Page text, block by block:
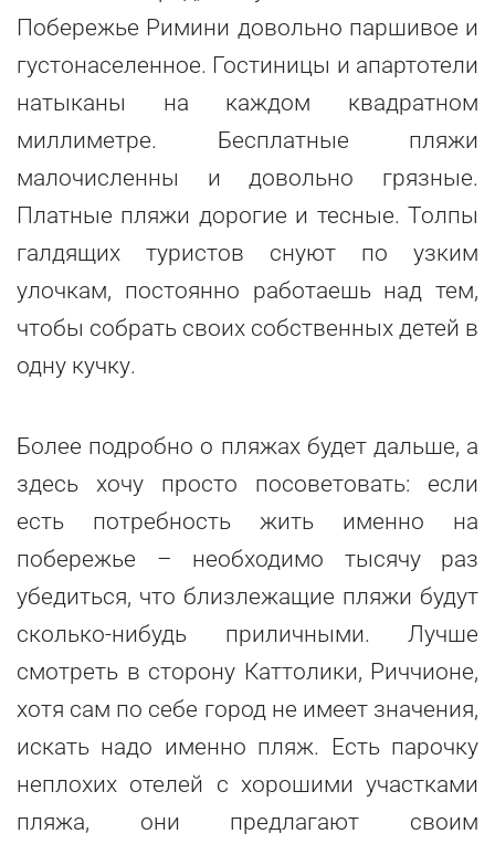
Побережье Римини довольно паршивое и
густонаселенное. Гостиницы и апартотели
натыканы на каждом квадратном
миллиметре. Бесплатные пляжи
малочисленны и довольно грязные.
Платные пляжи дорогие и тесные. Толпы
галдящих туристов снуют по узким
улочкам, постоянно работаешь над тем,
чтобы собрать своих собственных детей в
одну кучку.
Более подробно о пляжах будет дальше, а
здесь хочу просто посоветовать: если
есть потребность жить именно на
побережье – необходимо тысячу раз
убедиться, что близлежащие пляжи будут
сколько-нибудь приличными. Лучше
смотреть в сторону Каттолики, Риччионе,
хотя сам по себе город не имеет значения,
искать надо именно пляж. Есть парочку
неплохих отелей с хорошими участками
пляжа, они предлагают своим